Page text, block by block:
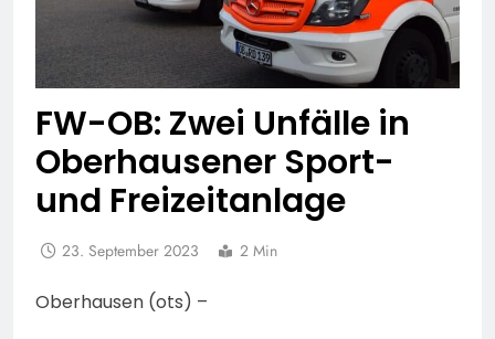
FW-OB: Zwei Unfälle in
Oberhausener Sport-
und Freizeitanlage
23. September 2023 2 Min
Oberhausen (ots) –